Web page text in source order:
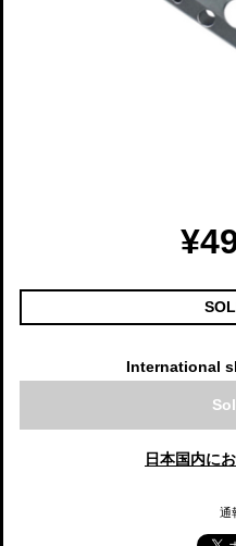
International
日本国内に
通